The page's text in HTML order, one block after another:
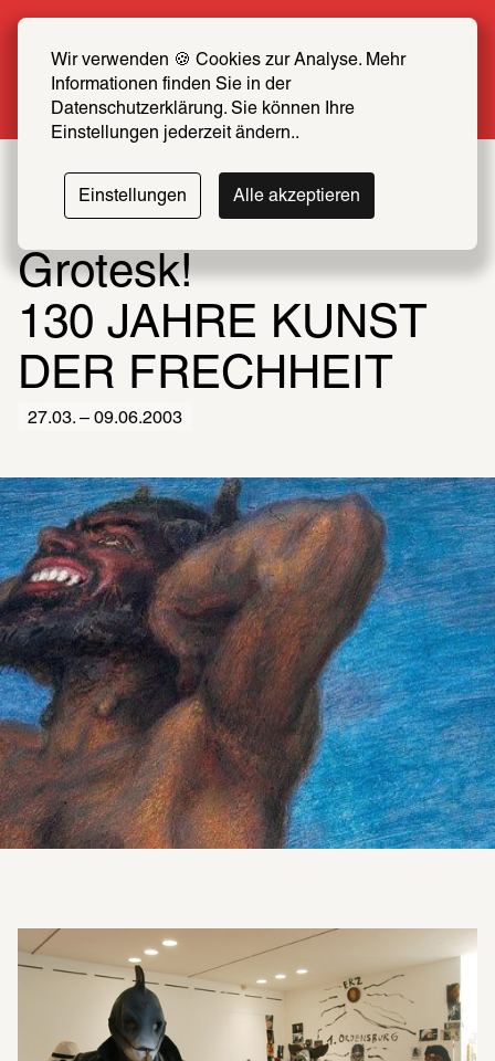
Wir verwenden 🍪 Cookies zur Analyse. Mehr
Informationen finden Sie in der
Datenschutzerklärung. Sie können Ihre
Einstellungen jederzeit ändern..
Einstellungen Alle akzeptieren
SCHIRN FREUND*IN werden
Mehr erfahren
Grotesk!
130 JAHRE KUNST
DER FRECHHEIT
27.03. – 09.06.2003